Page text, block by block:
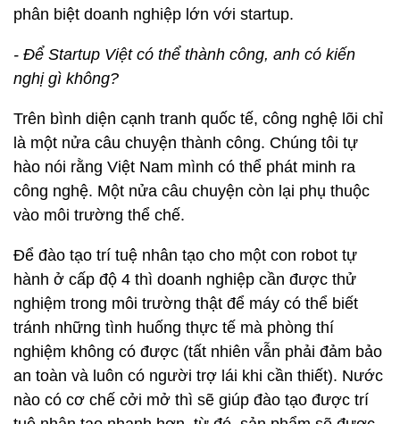
phân biệt doanh nghiệp lớn với startup.
- Để Startup Việt có thể thành công, anh có kiến
nghị gì không?
Trên bình diện cạnh tranh quốc tế, công nghệ lõi chỉ
là một nửa câu chuyện thành công. Chúng tôi tự
hào nói rằng Việt Nam mình có thể phát minh ra
công nghệ. Một nửa câu chuyện còn lại phụ thuộc
vào môi trường thể chế.
Để đào tạo trí tuệ nhân tạo cho một con robot tự
hành ở cấp độ 4 thì doanh nghiệp cần được thử
nghiệm trong môi trường thật để máy có thể biết
tránh những tình huống thực tế mà phòng thí
nghiệm không có được (tất nhiên vẫn phải đảm bảo
an toàn và luôn có người trợ lái khi cần thiết). Nước
nào có cơ chế cởi mở thì sẽ giúp đào tạo được trí